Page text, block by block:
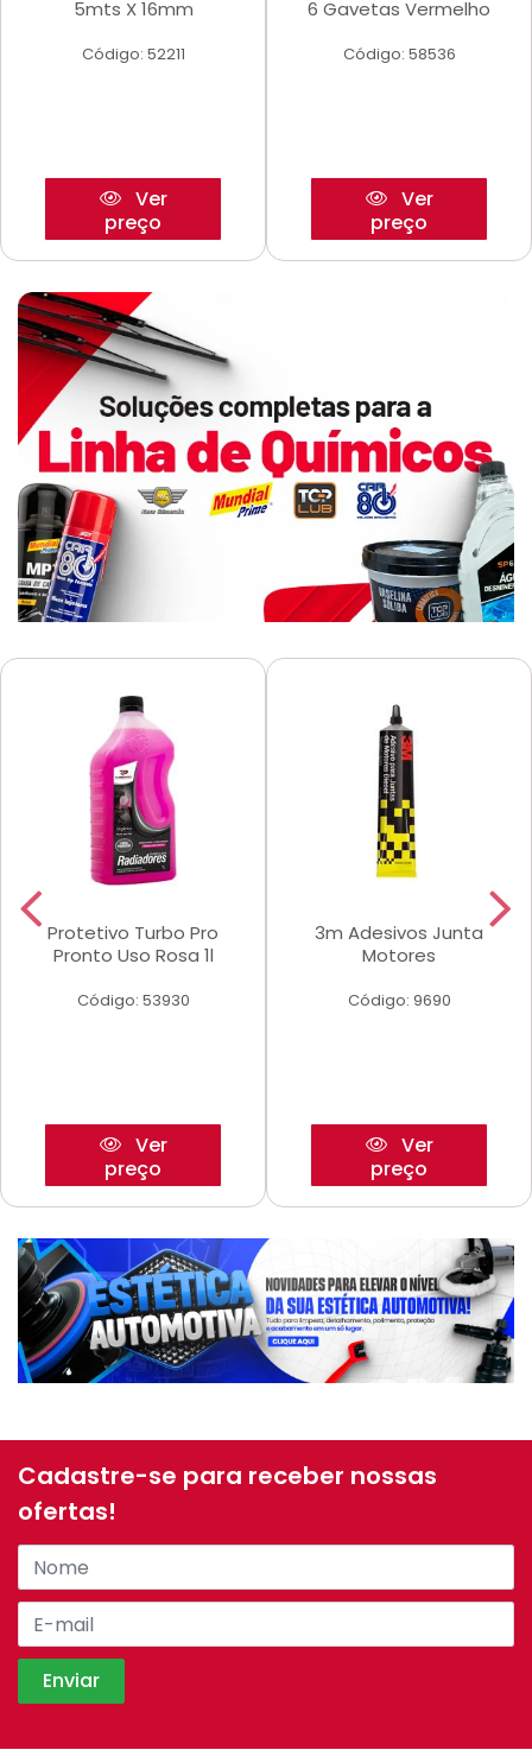
5mts X 16mm
Código: 52211
Ver
preço
6 Gavetas Vermelho
Código: 58536
Ver
preço
Protetivo Turbo Pro
Pronto Uso Rosa 1l
Código: 53930
Ver
preço
3m Adesivos Junta
Motores
Código: 9690
Ver
preço
Cadastre-se para receber nossas
ofertas!